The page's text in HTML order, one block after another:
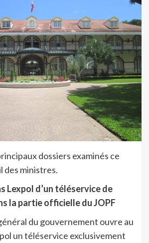
dossiers examinés ce
des ministres.
Lexpol d’un téléservice de
la partie officielle du JOPF
du gouvernement ouvre au
un téléservice exclusivement